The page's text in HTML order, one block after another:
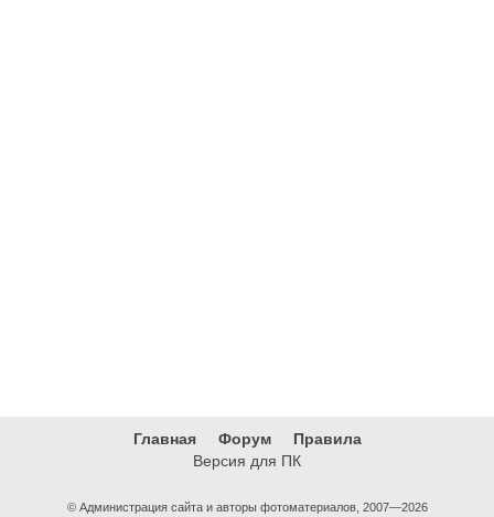
Главная Форум
Правила
Версия для ПК
© Администрация сайта и авторы фотоматериалов, 2007—2026